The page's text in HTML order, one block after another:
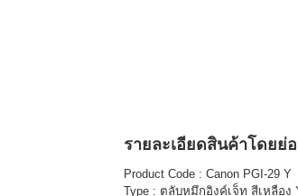
รายละเอียดสินค้าโดยย่อ
Product Code : Canon PGI-29 Y
Type : ตลับหมึกอิงค์เจ็ท สีเหลือง